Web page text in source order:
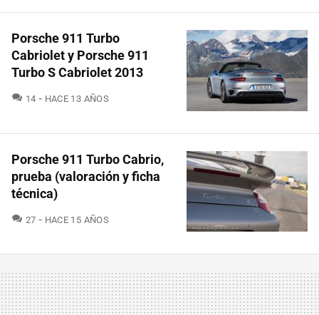
Porsche 911 Turbo
Cabriolet y Porsche 911
Turbo S Cabriolet 2013
14 COMENTARIOS
HACE 13 AÑOS
Porsche 911 Turbo Cabrio,
prueba (valoración y ficha
técnica)
27 COMENTARIOS
HACE 15 AÑOS